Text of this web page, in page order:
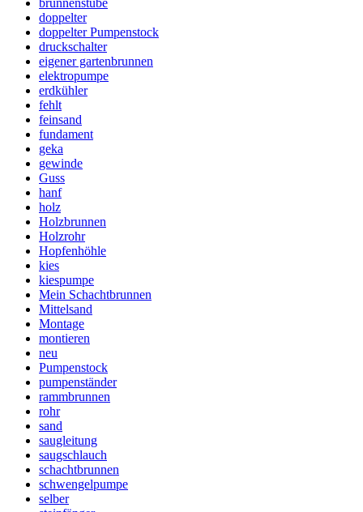
brunnenstube
doppelter
doppelter Pumpenstock
druckschalter
eigener gartenbrunnen
elektropumpe
erdkühler
fehlt
feinsand
fundament
geka
gewinde
Guss
hanf
holz
Holzbrunnen
Holzrohr
Hopfenhöhle
kies
kiespumpe
Mein Schachtbrunnen
Mittelsand
Montage
montieren
neu
Pumpenstock
pumpenständer
rammbrunnen
rohr
sand
saugleitung
saugschlauch
schachtbrunnen
schwengelpumpe
selber